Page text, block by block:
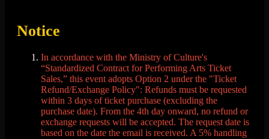
Notice
In accordance with the Ministry of Culture's
“Standardized Contract for Performing Arts Ticket
Sales,” this event adopts Option 2 under the "Ticket
Refund/Exchange Policy": Refunds must be requested
within 3 days of ticket purchase (excluding the
purchase date). From the 4th day onward, no refund or
exchange requests will be accepted. The request date is
based on the date the email is received. A 5% handling